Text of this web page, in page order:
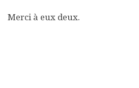
Merci à eux deux.